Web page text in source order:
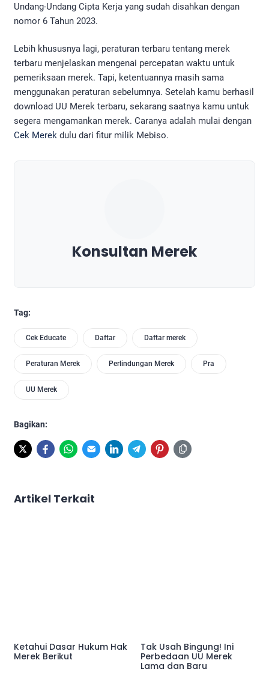
Undang-Undang Cipta Kerja yang sudah disahkan dengan
nomor 6 Tahun 2023.
Lebih khususnya lagi, peraturan terbaru tentang merek
terbaru menjelaskan mengenai percepatan waktu untuk
pemeriksaan merek. Tapi, ketentuannya masih sama
menggunakan peraturan sebelumnya. Setelah kamu berhasil
download UU Merek terbaru, sekarang saatnya kamu untuk
segera mengamankan merek. Caranya adalah mulai dengan
Cek Merek dulu dari fitur milik Mebiso.
Konsultan Merek
Tag:
Cek Educate Daftar Daftar merek
Peraturan Merek Perlindungan Merek Pra
UU Merek
Bagikan:
Artikel Terkait
Ketahui Dasar Hukum Hak
Merek Berikut
Tak Usah Bingung! Ini
Perbedaan UU Merek
Lama dan Baru